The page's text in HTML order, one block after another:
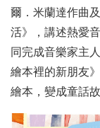
爾．米蘭達作曲
活》，講述熱愛
同完成音樂家主
繪本裡的新朋友
繪本，變成童話